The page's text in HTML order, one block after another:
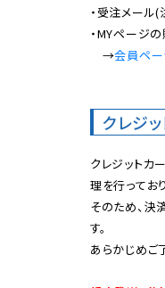
・受注メー
・MYページ
→会員ペ
クレジ
クレジットカ
理を行ってお
そのため、
す。
あらかじめご